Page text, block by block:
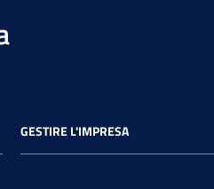
GESTIRE L'IMPRESA